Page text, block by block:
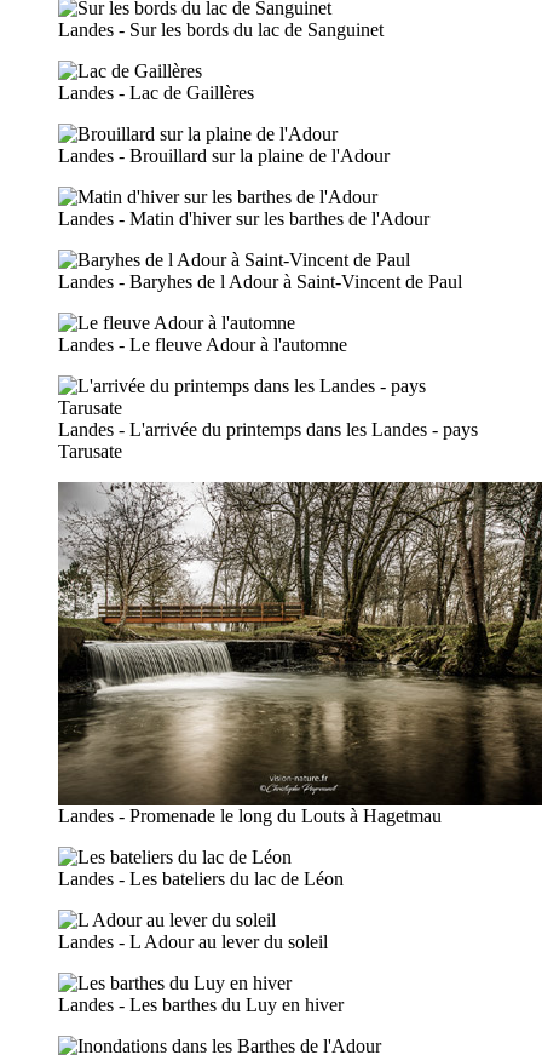
Landes - Sur les bords du lac de Sanguinet
Landes - Lac de Gaillères
Landes - Brouillard sur la plaine de l'Adour
Landes - Matin d'hiver sur les barthes de l'Adour
Landes - Baryhes de l Adour à Saint-Vincent de Paul
Landes - Le fleuve Adour à l'automne
Landes - L'arrivée du printemps dans les Landes - pays
Tarusate
Landes - Promenade le long du Louts à Hagetmau
Landes - Les bateliers du lac de Léon
Landes - L Adour au lever du soleil
Landes - Les barthes du Luy en hiver